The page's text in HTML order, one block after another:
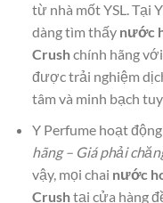
từ nhà mốt YSL. Tại
dàng tìm thấy nước
Crushchính hãng với
được trải nghiệm
tâm và minh bạch
Y Perfume hoạt
hãng – Giá phải
vậy, mọi chai nước
Crushtại cửa hàng